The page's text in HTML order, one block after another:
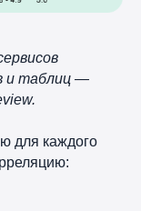
и таблиц —
для каждого